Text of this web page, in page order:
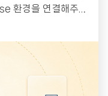
환경을 연결해주
프로토콜을 이용해
상호 간 통신이 가능